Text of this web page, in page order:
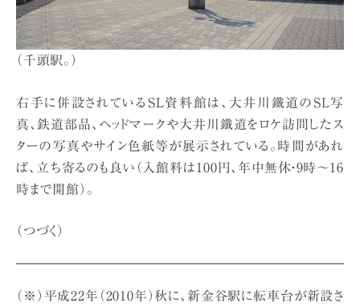
（千頭駅。）
右手に併設されているSL資料館は、大井川鐵道のSL写
真、鉄道部品、ヘッドマークや大井川鐵道をロケ訪問したス
ターの写真やサイン色紙等が展示されている。時間があれ
ば、立ち寄るのも良い（入館料は100円、年中無休・9時〜16
時まで開館）。
（つづく）
（※）平成22年（2010年）秋に、新金谷駅に転車台が新設さ